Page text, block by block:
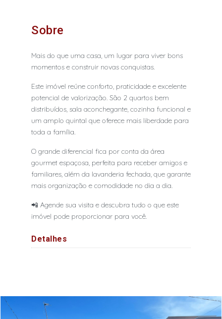
Sobre
Mais do que uma casa, um lugar para viver bons
momentos e construir novas conquistas.
Este imóvel reúne conforto, praticidade e excelente
potencial de valorização. São 2 quartos bem
distribuídos, sala aconchegante, cozinha funcional e
um amplo quintal que oferece mais liberdade para
toda a família.
O grande diferencial fica por conta da área
gourmet espaçosa, perfeita para receber amigos e
familiares, além da lavanderia fechada, que garante
mais organização e comodidade no dia a dia.
📲 Agende sua visita e descubra tudo o que este
imóvel pode proporcionar para você.
Detalhes